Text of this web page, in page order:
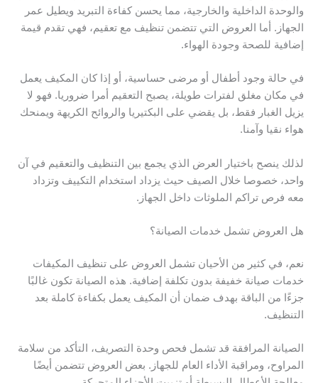
والوحدة الداخلية والخارجية، مما يحسن كفاءة التبريد ويطيل عمر
الجهاز. أما العروض التي تتضمن تنظيف مع تعقيم، فهي تقدم قيمة
إضافية للصحة وجودة الهواء.
في حالة وجود أطفال أو مرضى حساسية، أو إذا كان المكيف يعمل
في مكان مغلق لفترات طويلة، يصبح التعقيم أمرا ضروريا. فهو لا
يزيل الغبار فقط، بل يقضي على البكتيريا والروائح الكريهة ويمنحك
هواء نقيا وآمنا.
لذلك ينصح باختيار العرض الذي يجمع بين التنظيف والتعقيم في آن
واحد، خصوصا خلال الصيف حيث يزداد استخدام التكييف وتزداد
معه فرص تراكم الملوثات داخل الجهاز.
هل العروض تشمل خدمات الصيانة؟
نعم، في كثير من الأحيان تشمل العروض على تنظيف المكيفات
خدمات صيانة خفيفة بدون تكلفة إضافية. هذه الصيانة تكون غالبًا
جزءًا من الباقة بهدف ضمان أن المكيف يعمل بكفاءة كاملة بعد
التنظيف.
الصيانة المرافقة قد تشمل فحص وحدة التصريف، التأكد من سلامة
المراوح، ومراقبة الأداء العام للجهاز. بعض العروض تتضمن أيضًا